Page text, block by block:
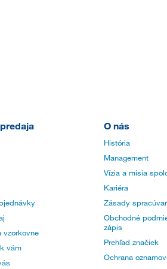
vzorkovne
vám
O nás
História
Management
Vízia a misia
Kariéra
Zásady
Obchodné
zápis
Prehľad značiek
Ochrana